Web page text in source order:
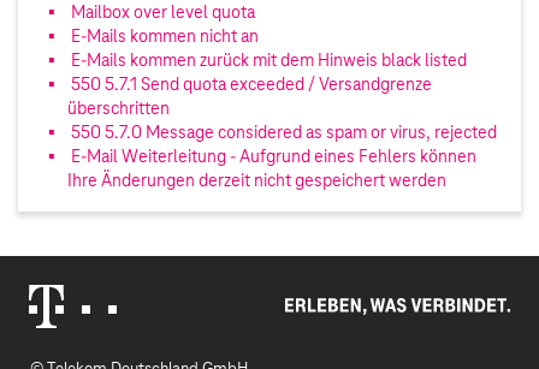
Mailbox over level quota
E-Mails kommen nicht an
E-Mails kommen zurück mit dem Hinweis black listed
550 5.7.1 Send quota exceeded / Versandgrenze
überschritten
550 5.7.0 Message considered as spam or virus, rejected
E-Mail Weiterleitung - Aufgrund eines Fehlers können
Ihre Änderungen derzeit nicht gespeichert werden